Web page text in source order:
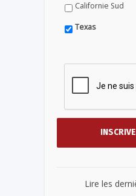
Californie Sud
Texas
Lire les